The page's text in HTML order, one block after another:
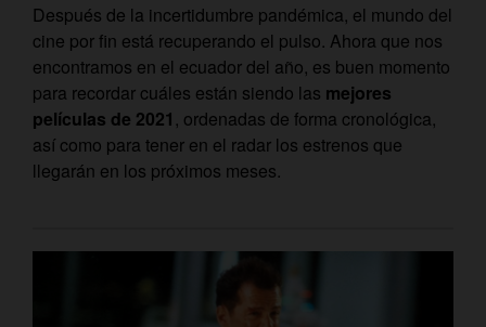
Después de la incertidumbre pandémica, el mundo del
cine por fin está recuperando el pulso. Ahora que nos
encontramos en el ecuador del año, es buen momento
para recordar cuáles están siendo las mejores
películas de 2021 , ordenadas de forma cronológica,
así como para tener en el radar los estrenos que
llegarán en los próximos meses.